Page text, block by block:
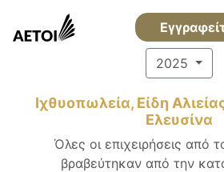
2025
Ιχθυοπωλεία, Είδη
Ελευσίνα
Όλες οι επιχειρήσεις από
βραβεύτηκαν από την